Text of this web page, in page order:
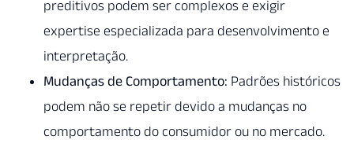
preditivos podem ser complexos e exigir
expertise especializada para desenvolvimento e
interpretação.
Mudanças de Comportamento: Padrões históricos
podem não se repetir devido a mudanças no
comportamento do consumidor ou no mercado.